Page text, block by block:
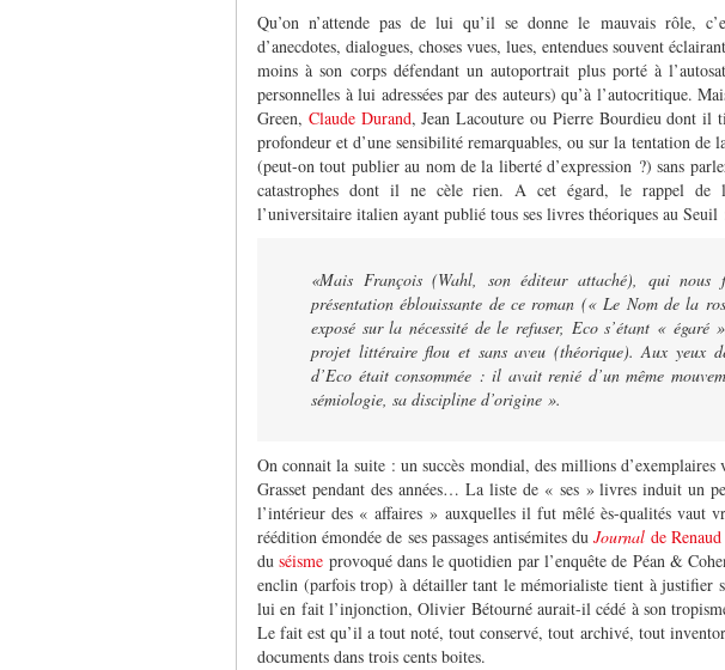
Qu’on n’attende pas de lui qu’il se donne le mauvais rôle,
d’anecdotes, dialogues, choses vues, lues, entendues souvent
moins à son corps défendant un autoportrait plus porté à
personnelles à lui adressées par des auteurs) qu’à l’autocritique.
Green, Claude Durand, Jean Lacouture ou Pierre Bourdieu dont il
profondeur et d’une sensibilité remarquables, ou sur la tentation de
(peut-on tout publier au nom de la liberté d’expression ?) sans
catastrophes dont il ne cèle rien. A cet égard, le rappel de
l’universitaire italien ayant publié tous ses livres théoriques au Seuil
«Mais François (Wahl, son éditeur attaché), qui nous
présentation éblouissante de ce roman (« Le Nom de la
exposé sur la nécessité de le refuser, Eco s’étant «
projet littéraire flou et sans aveu (théorique). Aux yeux
d’Eco était consommée : il avait renié d’un même
sémiologie, sa discipline d’origine ».
On connait la suite : un succès mondial, des millions
Grasset pendant des années… La liste de « ses » livres induit un
l’intérieur des « affaires » auxquelles il fut mêlé ès-qualités vaut
réédition émondée de ses passages antisémites duJournal de
du séisme provoqué dans le quotidien par l’enquête de Péan &
enclin (parfois trop) à détailler tant le mémorialiste tient à justifier
lui en fait l’injonction, Olivier Bétourné aurait-il cédé à son
Le fait est qu’il a tout noté, tout conservé, tout archivé, tout
documents dans trois cents boites.